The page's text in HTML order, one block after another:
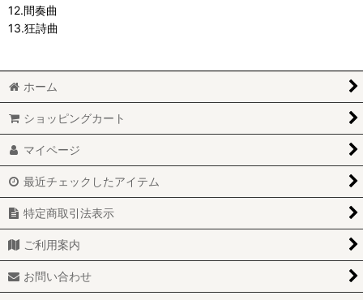
12.間奏曲
13.狂詩曲
ホーム
ショッピングカート
マイページ
最近チェックしたアイテム
特定商取引法表示
ご利用案内
お問い合わせ